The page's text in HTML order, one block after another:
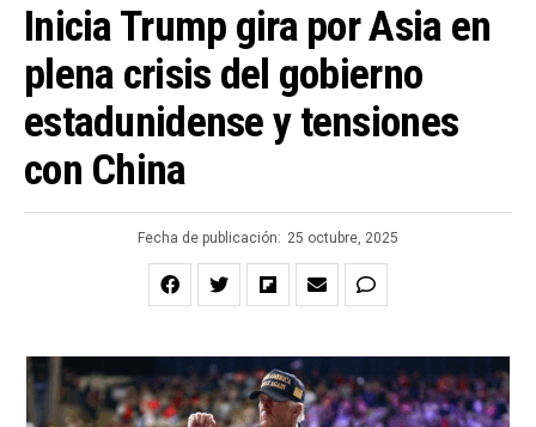
Inicia Trump gira por Asia en
plena crisis del gobierno
estadunidense y tensiones
con China
Fecha de publicación: 25 octubre, 2025